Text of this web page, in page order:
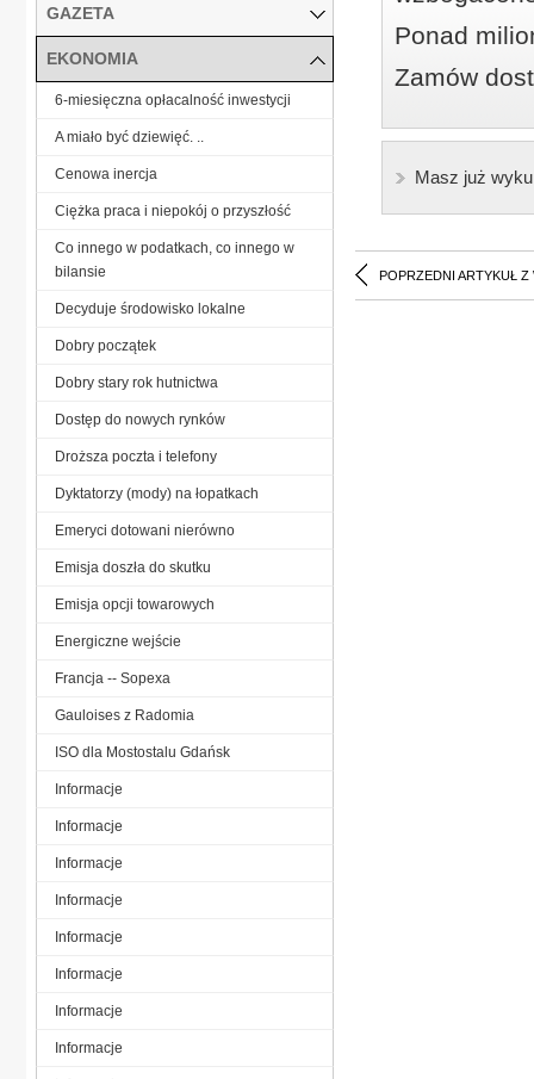
Ponad
Zamów
Masz już
POPRZEDNI ARTYKUŁ Z
GAZETA
EKONOMIA
6-miesięczna opłacalność inwestycji
A miało być dziewięć. ..
Cenowa inercja
Ciężka praca i niepokój o przyszłość
Co innego w podatkach, co innego w
bilansie
Decyduje środowisko lokalne
Dobry początek
Dobry stary rok hutnictwa
Dostęp do nowych rynków
Droższa poczta i telefony
Dyktatorzy (mody) na łopatkach
Emeryci dotowani nierówno
Emisja doszła do skutku
Emisja opcji towarowych
Energiczne wejście
Francja -- Sopexa
Gauloises z Radomia
ISO dla Mostostalu Gdańsk
Informacje
Informacje
Informacje
Informacje
Informacje
Informacje
Informacje
Informacje